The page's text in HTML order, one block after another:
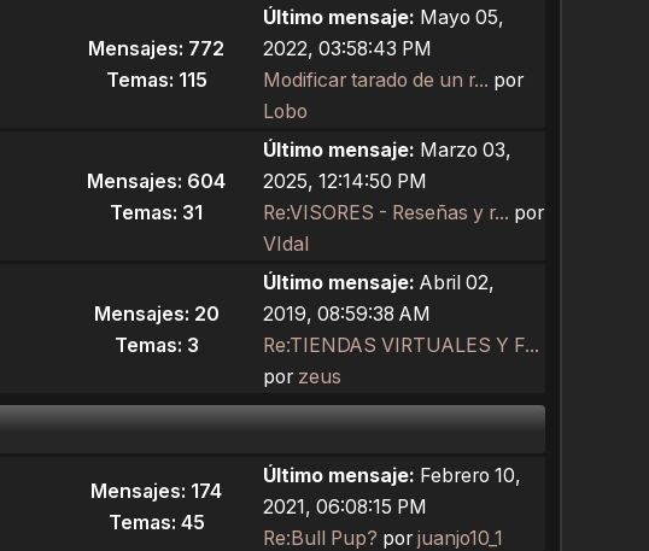
Mensajes: 772
Temas: 115
Último mensaje: Mayo 05,
2022, 03:58:43 PM
Modificar tarado de un r... por
Lobo
Mensajes: 604
Temas: 31
Último mensaje: Marzo 03,
2025, 12:14:50 PM
Re:VISORES - Reseñas y r... por
VIdal
Mensajes: 20
Temas: 3
Último mensaje: Abril 02,
2019, 08:59:38 AM
Re:TIENDAS VIRTUALES Y F...
por zeus
Mensajes: 174
Temas: 45
Último mensaje: Febrero 10,
2021, 06:08:15 PM
Re:Bull Pup? por juanjo10_1